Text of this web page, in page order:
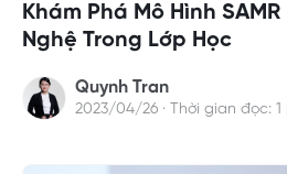
Khám Phá Mô Hình
Nghệ Trong Lớp Học
Quynh Tran
2023/04/26 · Thời gian đọc: 1